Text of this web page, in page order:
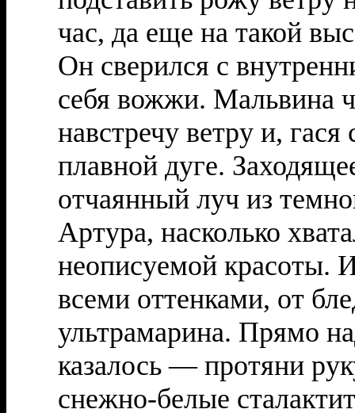
час, да еще на такой
Он сверился с
себя вожжи. Мальвина
навстречу ветру и,
плавной дуге.
отчаянный луч из
Артура, насколько
неописуемой красоты.
всеми оттенками, от
ультрамарина. Прямо
казалось — протяни
снежно-белые